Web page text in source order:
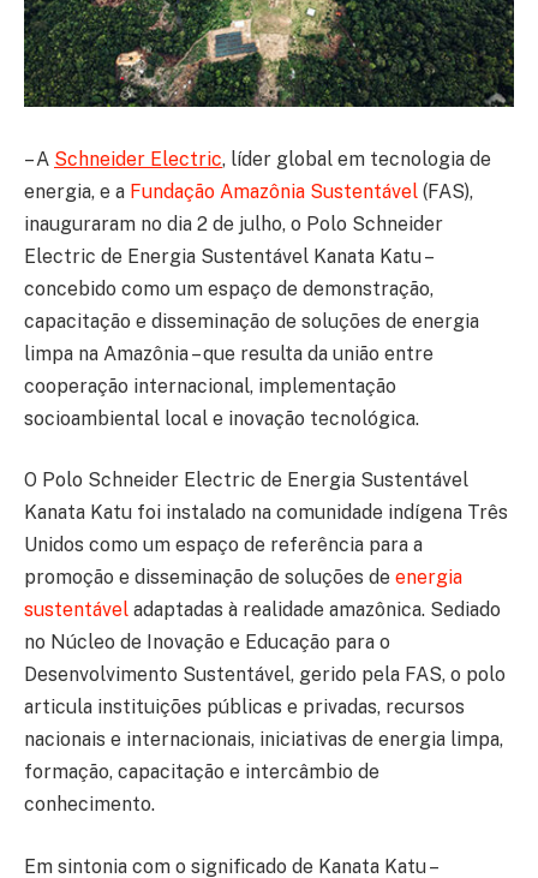
– A Schneider Electric, líder global em tecnologia de
energia, e a Fundação Amazônia Sustentável (FAS),
inauguraram no dia 2 de julho, o Polo Schneider
Electric de Energia Sustentável Kanata Katu –
concebido como um espaço de demonstração,
capacitação e disseminação de soluções de energia
limpa na Amazônia – que resulta da união entre
cooperação internacional, implementação
socioambiental local e inovação tecnológica.
O Polo Schneider Electric de Energia Sustentável
Kanata Katu foi instalado na comunidade indígena Três
Unidos como um espaço de referência para a
promoção e disseminação de soluções de energia
sustentável adaptadas à realidade amazônica. Sediado
no Núcleo de Inovação e Educação para o
Desenvolvimento Sustentável, gerido pela FAS, o polo
articula instituições públicas e privadas, recursos
nacionais e internacionais, iniciativas de energia limpa,
formação, capacitação e intercâmbio de
conhecimento.
Em sintonia com o significado de Kanata Katu –